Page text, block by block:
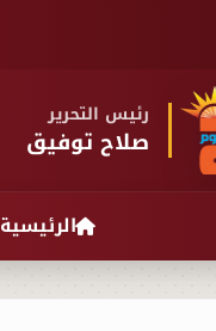
رئيس التحرير
صلاح توفيق
الرئيسية